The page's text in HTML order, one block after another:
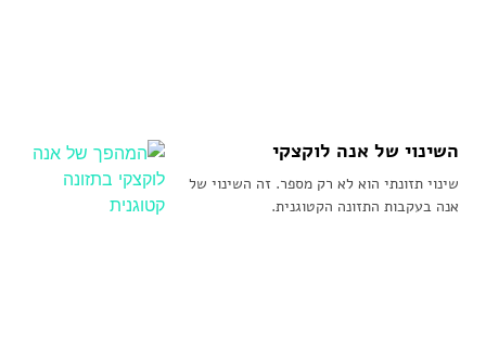
השינוי של אנה לוקצקי
שינוי תזונתי הוא לא רק מספר. זה השינוי של
אנה בעקבות התזונה הקטוגנית.